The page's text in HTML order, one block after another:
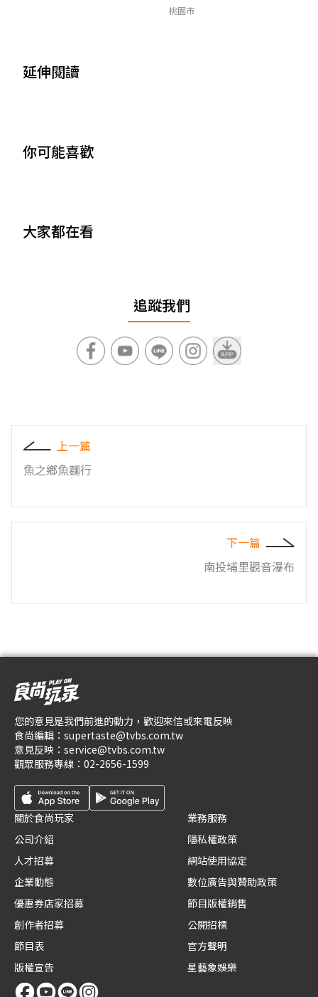
桃園市
延伸閱讀
你可能喜歡
大家都在看
追蹤我們
上一篇
魚之鄉魚麵行
下一篇
南投埔里觀音瀑布
您的意見是我們前進的動力，歡迎來信或來電反映
食尚編輯： supertaste@tvbs.com.tw
意見反映： service@tvbs.com.tw
觀眾服務專線： 02-2656-1599
關於食尚玩家
公司介紹
人才招募
企業動態
優惠券店家招募
創作者招募
節目表
版權宣告
業務服務
隱私權政策
網站使用協定
數位廣告與贊助政策
節目版權銷售
公開招標
官方聲明
星藝象娛樂